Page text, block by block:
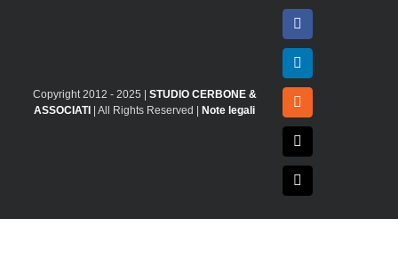
Copyright 2012 - 2025 | STUDIO CERBONE &
ASSOCIATI | All Rights Reserved | Note legali
Facebook
LinkedIn
Rss
X
Email